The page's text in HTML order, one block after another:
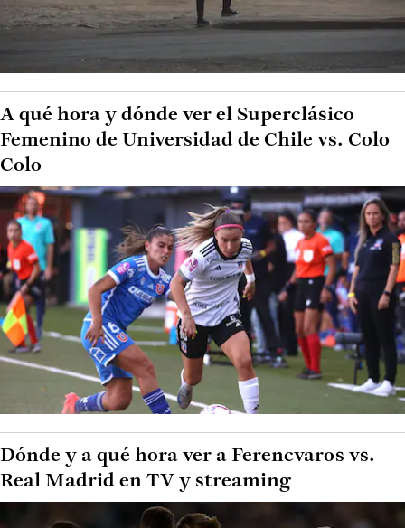
A qué hora y dónde ver el Superclásico
Femenino de Universidad de Chile vs. Colo
Colo
Dónde y a qué hora ver a Ferencvaros vs.
Real Madrid en TV y streaming